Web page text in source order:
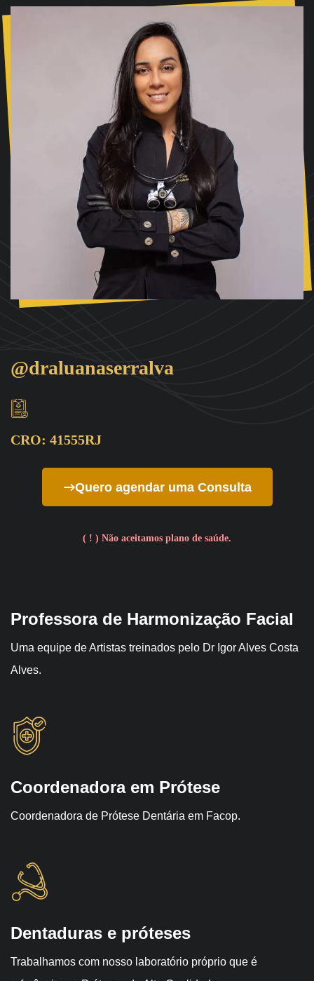
@draluanaserralva
CRO: 41555RJ
Quero agendar uma Consulta
( ! ) Não aceitamos plano de saúde.
Professora de Harmonização Facial
Uma equipe de Artistas treinados pelo Dr Igor Alves Costa
Alves.
Coordenadora em Prótese
Coordenadora de Prótese Dentária em Facop.
Dentaduras e próteses
Trabalhamos com nosso laboratório próprio que é